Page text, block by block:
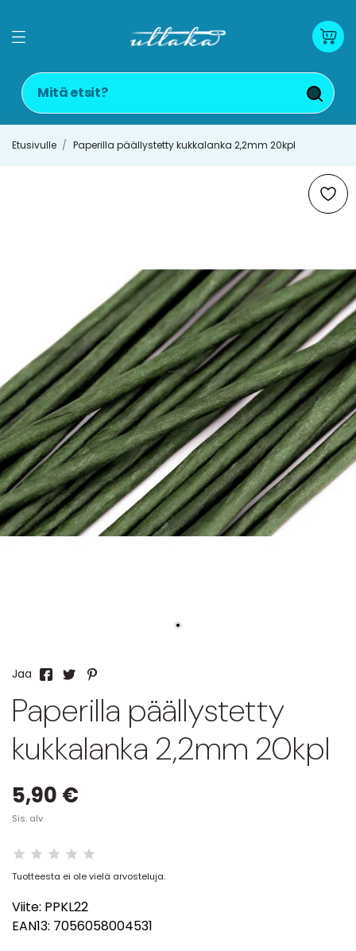
Etusivulle Paperilla päällystetty kukkalanka 2,2mm 20kpl
Jaa
Paperilla päällystetty
kukkalanka 2,2mm 20kpl
5,90 €
Sis. alv
Tuotteesta ei ole vielä arvosteluja.
Viite: PPKL22
EAN13: 7056058004531